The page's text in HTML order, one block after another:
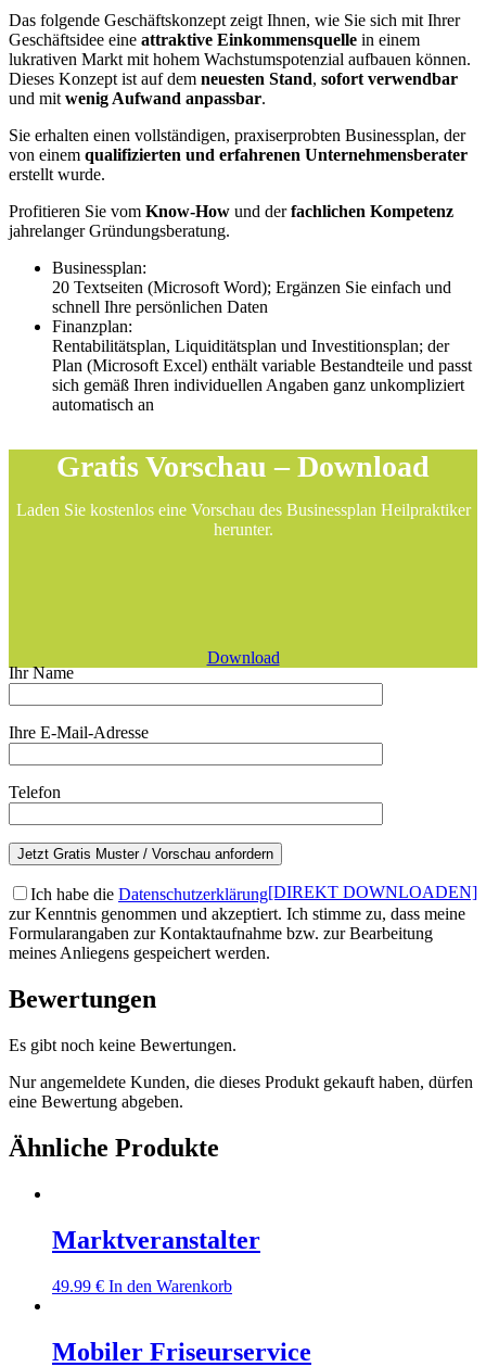
Das folgende Geschäftskonzept zeigt Ihnen, wie Sie sich mit Ihrer
Geschäftsidee eine attraktive Einkommensquelle in einem
lukrativen Markt mit hohem Wachstumspotenzial aufbauen können.
Dieses Konzept ist auf dem neuesten Stand, sofort verwendbar
und mit wenig Aufwand anpassbar.
Sie erhalten einen vollständigen, praxiserprobten Businessplan, der
von einem qualifizierten und erfahrenen Unternehmensberater
erstellt wurde.
Profitieren Sie vom Know-How und derfachlichen Kompetenz
jahrelanger Gründungsberatung.
Businessplan:
20 Textseiten (Microsoft Word); Ergänzen Sie einfach und
schnell Ihre persönlichen Daten
Finanzplan:
Rentabilitätsplan, Liquiditätsplan und Investitionsplan; der
Plan (Microsoft Excel) enthält variable Bestandteile und passt
sich gemäß Ihren individuellen Angaben ganz unkompliziert
automatisch an
Gratis Vorschau – Download
Laden Sie kostenlos eine Vorschau des Businessplan Heilpraktiker
herunter.
Download
Ihr Name
Ihre E-Mail-Adresse
Telefon
[DIREKT DOWNLOADEN]
Ich habe die Datenschutzerklärung
zur Kenntnis genommen und akzeptiert. Ich stimme zu, dass meine
Formularangaben zur Kontaktaufnahme bzw. zur Bearbeitung
meines Anliegens gespeichert werden.
Bewertungen
Es gibt noch keine Bewertungen.
Nur angemeldete Kunden, die dieses Produkt gekauft haben, dürfen
eine Bewertung abgeben.
Ähnliche Produkte
Marktveranstalter
49.99 € In den Warenkorb
Mobiler Friseurservice